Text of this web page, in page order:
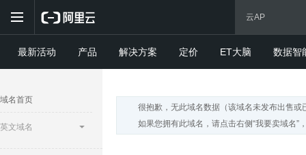
最新活动 产品 解决方案 定价 ET大脑 数据智
域名首页
英文域名
很抱歉，无此域名数据（该域名未发布出售或
如果您拥有此域名，请点击右侧“我要卖域名”